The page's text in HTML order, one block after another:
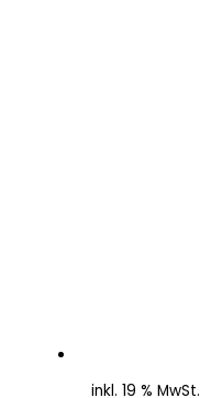
inkl. 19 % MwSt.